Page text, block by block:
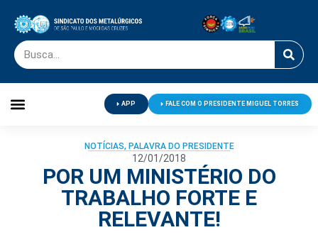
APP FALE COM O PRESIDENTE MIGUEL TORRES
NOTÍCIAS, PALAVRA DO PRESIDENTE
12/01/2018
POR UM MINISTÉRIO DO
TRABALHO FORTE E
RELEVANTE!